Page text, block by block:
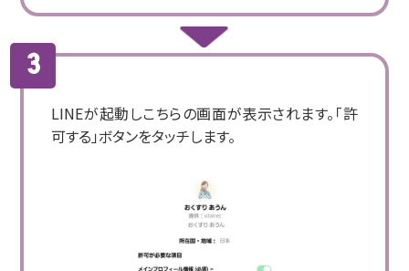
LINEが起動しこちらの画面が表示されます。「許
可する」ボタンをタッチします。